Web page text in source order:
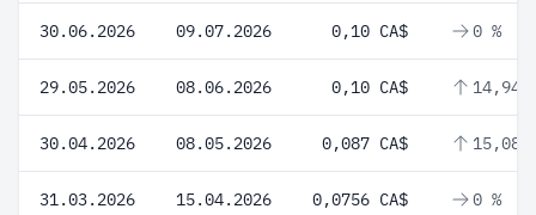
30.06.2026 09.07.2026 0,10 CA$ 0 %
29.05.2026 08.06.2026 0,10 CA$ 14,94
30.04.2026 08.05.2026 0,087 CA$ 15,08
31.03.2026 15.04.2026 0,0756 CA$ 0 %